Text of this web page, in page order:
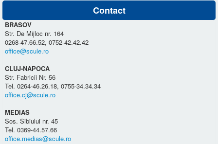
Contact
BRASOV
Str. De Mijloc nr. 164
0268-47.66.52, 0752-42.42.42
office@scule.ro
CLUJ-NAPOCA
Str. Fabricii Nr. 56
Tel. 0264-46.26.18, 0755-34.34.34
office.cj@scule.ro
MEDIAS
Sos. Sibiului nr. 45
Tel. 0369-44.57.66
office.medias@scule.ro